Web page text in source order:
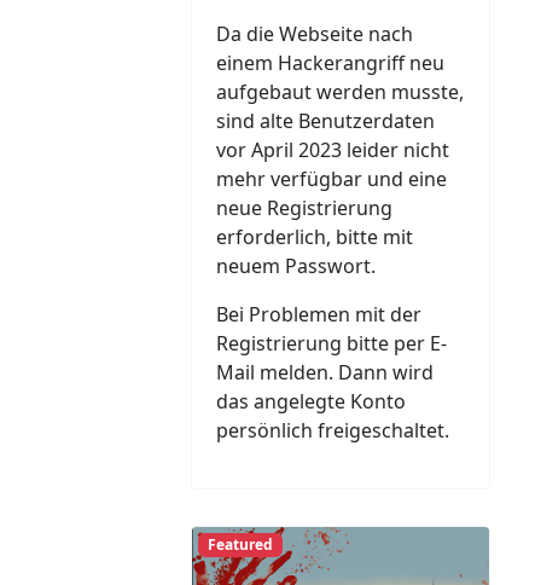
Da die Webseite nach
einem Hackerangriff neu
aufgebaut werden musste,
sind alte Benutzerdaten
vor April 2023 leider nicht
mehr verfügbar und eine
neue Registrierung
erforderlich, bitte mit
neuem Passwort.
Bei Problemen mit der
Registrierung bitte per E-
Mail melden. Dann wird
das angelegte Konto
persönlich freigeschaltet.
Featured